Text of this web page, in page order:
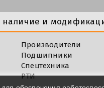
наличие и
Производители
Подшипники
Спецтехника
РТИ